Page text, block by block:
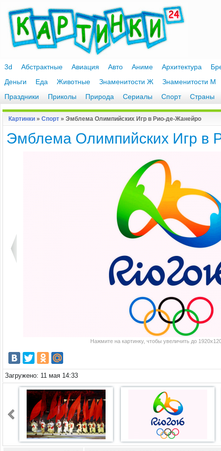
3d Абстрактные Авиация Авто Аниме Архитектура
Деньги
Еда Животные Знаменитости Ж
Знаменитости М
Праздники
Приколы Природа Сериалы Спорт Страны
Картинки » Спорт » Эмблема Олимпийских Игр в Рио-де-Жанейро
Эмблема Олимпийских Игр в
Нажмите на картинку, чтобы увеличить до
Загружено: 11 мая 14:33